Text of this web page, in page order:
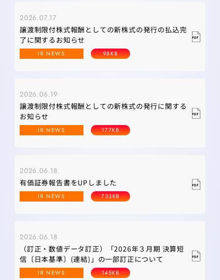
2026.07.17
譲渡制限付株式報酬としての新株式の発行の払込完
了に関するお知らせ
IR NEWS 98KB
2026.06.19
譲渡制限付株式報酬としての新株式の発行に関する
お知らせ
IR NEWS 177KB
2026.06.18
有価証券報告書をUPしました
IR NEWS 733KB
2026.06.18
（訂正・数値データ訂正）「2026年３月期 決算短
信〔日本基準〕(連結)」の一部訂正について
IR NEWS 145KB